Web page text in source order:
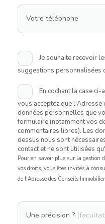
Votre téléphone
Je souhaite recevoir
suggestions personnalisées
En cochant la case
vous acceptez que
données personnelles que
formulaire (notamment vos
commentaires libres). Les
dessus nous sont
contact et ne sont utilisées
Pour en savoir plus sur la gestion
vos droits, vous êtes invités à
de l'Adresse des Conseils
Une précision ?